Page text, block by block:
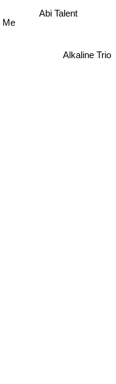
Me
Abi Talent
Alkaline Trio